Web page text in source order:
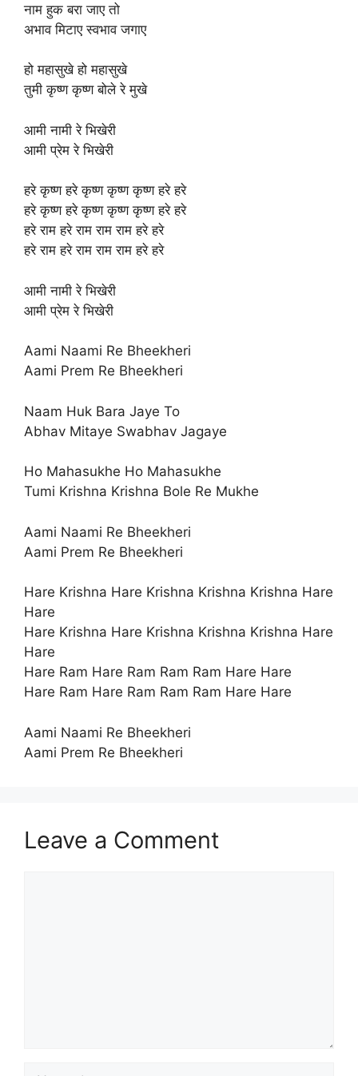
नाम हुक बरा जाए तो
अभाव मिटाए स्वभाव जगाए
हो महासुखे हो महासुखे
तुमी कृष्ण कृष्ण बोले रे मुखे
आमी नामी रे भिखेरी
आमी प्रेम रे भिखेरी
हरे कृष्ण हरे कृष्ण कृष्ण कृष्ण हरे हरे
हरे कृष्ण हरे कृष्ण कृष्ण कृष्ण हरे हरे
हरे राम हरे राम राम राम हरे हरे
हरे राम हरे राम राम राम हरे हरे
आमी नामी रे भिखेरी
आमी प्रेम रे भिखेरी
Aami Naami Re Bheekheri
Aami Prem Re Bheekheri
Naam Huk Bara Jaye To
Abhav Mitaye Swabhav Jagaye
Ho Mahasukhe Ho Mahasukhe
Tumi Krishna Krishna Bole Re Mukhe
Aami Naami Re Bheekheri
Aami Prem Re Bheekheri
Hare Krishna Hare Krishna Krishna Krishna Hare
Hare
Hare Krishna Hare Krishna Krishna Krishna Hare
Hare
Hare Ram Hare Ram Ram Ram Hare Hare
Hare Ram Hare Ram Ram Ram Hare Hare
Aami Naami Re Bheekheri
Aami Prem Re Bheekheri
Leave a Comment